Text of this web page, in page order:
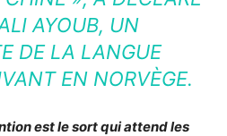
AYOUB, UN
DE LA LANGUE
EN NORVÈGE.
est le sort qui attend les